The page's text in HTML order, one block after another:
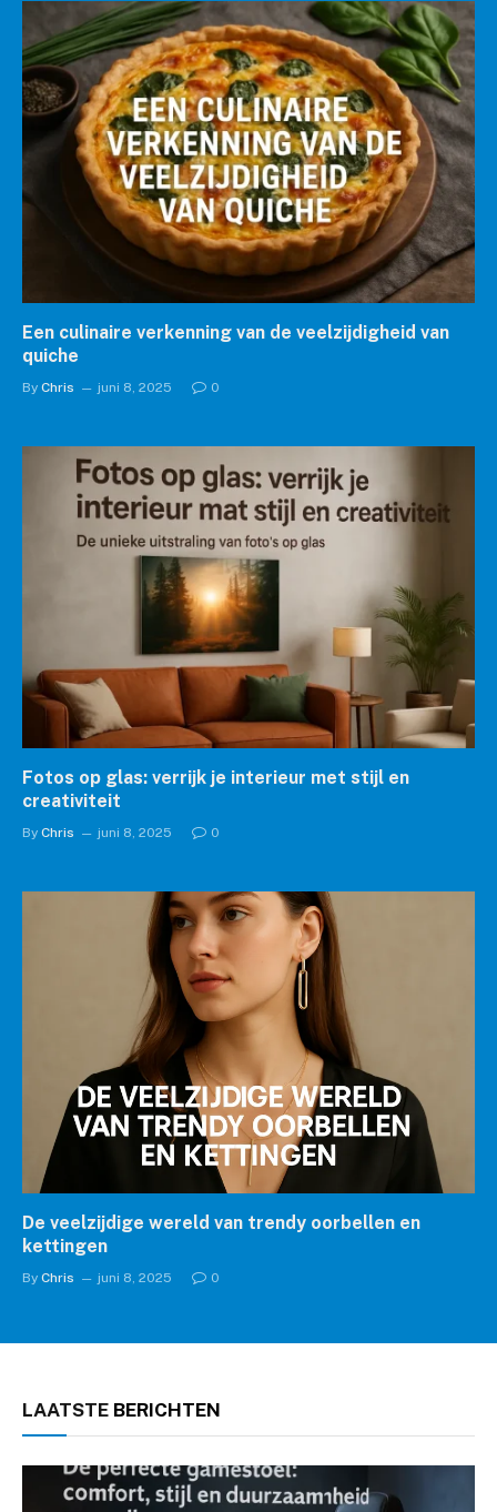
Een culinaire verkenning van de veelzijdigheid van
quiche
By Chris juni 8, 2025 0
Fotos op glas: verrijk je interieur met stijl en
creativiteit
By Chris juni 8, 2025 0
De veelzijdige wereld van trendy oorbellen en
kettingen
By Chris juni 8, 2025 0
LAATSTE BERICHTEN